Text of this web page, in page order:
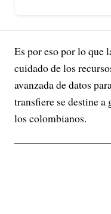
Es por eso por lo que
cuidado de los
avanzada de datos
transfiere se destine
los colombianos.